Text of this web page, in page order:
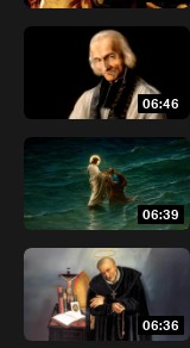
06:46
06:39
06:36